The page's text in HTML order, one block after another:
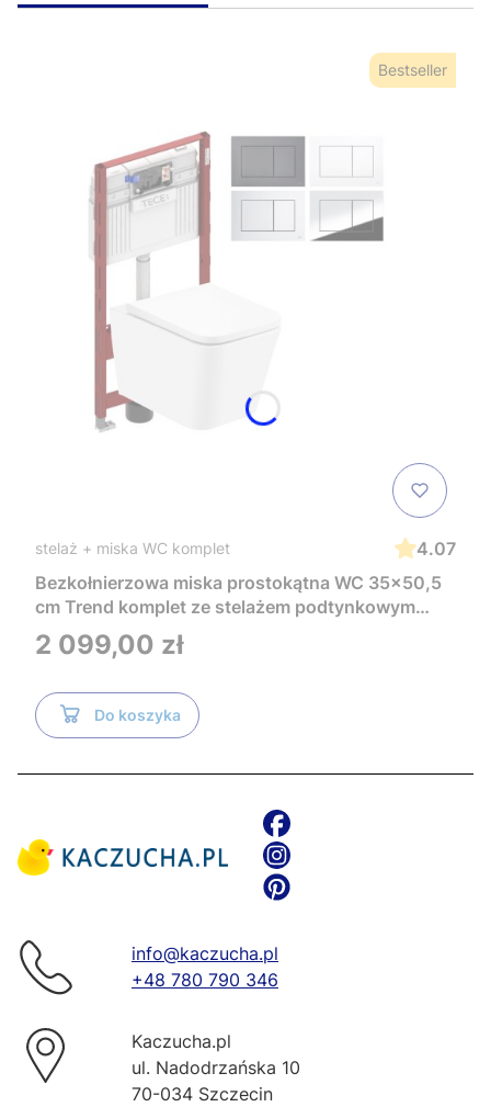
Bestseller
stelaż + miska WC komplet
4.07
Bezkołnierzowa miska prostokątna WC 35x50,5
cm Trend komplet ze stelażem podtynkowym
Tece i czarnym przyciskiem TeceNow
TR2216+Tece
Cena
2 099,00 zł
Do koszyka
info@kaczucha.pl
+48 780 790 346
Kaczucha.pl
ul. Nadodrzańska 10
70-034 Szczecin